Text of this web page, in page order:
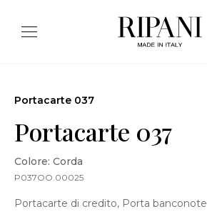
Portacarte 037
Portacarte 037
Colore: Corda
P037OO.00025
Portacarte di credito, Porta banconote